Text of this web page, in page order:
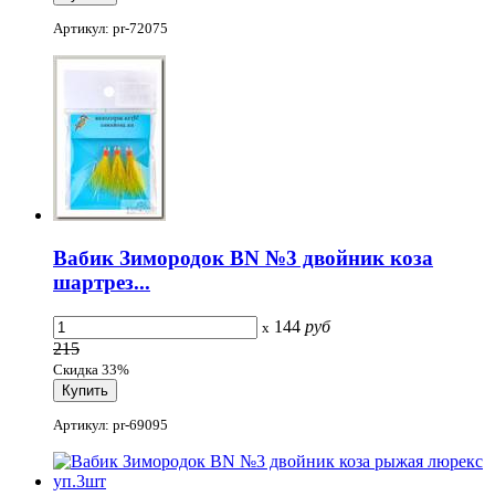
Артикул: pr-72075
Вабик Зимородок BN №3 двойник коза
шартрез...
x 144 руб
215
Скидка 33%
Артикул: pr-69095